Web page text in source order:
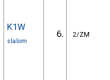
K1W
slalom
6. 2/ZM